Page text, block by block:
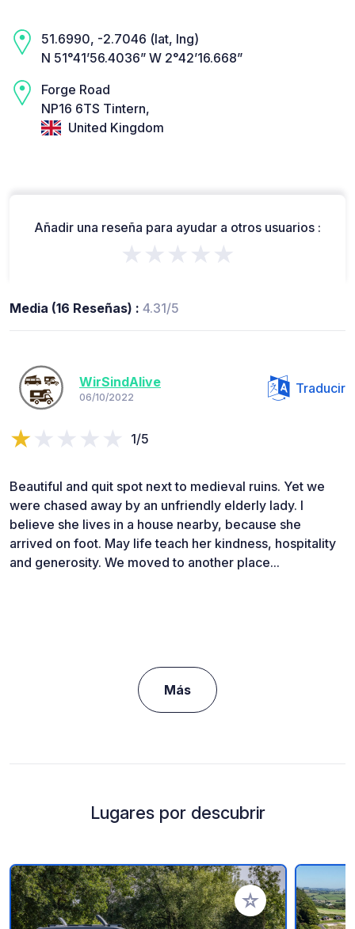
51.6990, -2.7046 (lat, lng)
N 51°41’56.4036” W 2°42’16.668”
Forge Road
NP16 6TS Tintern,
United Kingdom
Añadir una reseña para ayudar a otros usuarios :
★★★★★
Media (16 Reseñas) : 4.31/5
WirSindAlive
06/10/2022
Traducir
1/5
Beautiful and quit spot next to medieval ruins. Yet we
were chased away by an unfriendly elderly lady. I
believe she lives in a house nearby, because she
arrived on foot. May life teach her kindness, hospitality
and generosity. We moved to another place...
Más
Lugares por descubrir
Añadir a tus